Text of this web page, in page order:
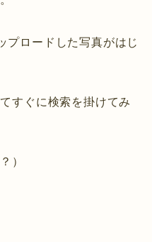
プロードした写真がはじ
すぐに検索を掛けてみ
）